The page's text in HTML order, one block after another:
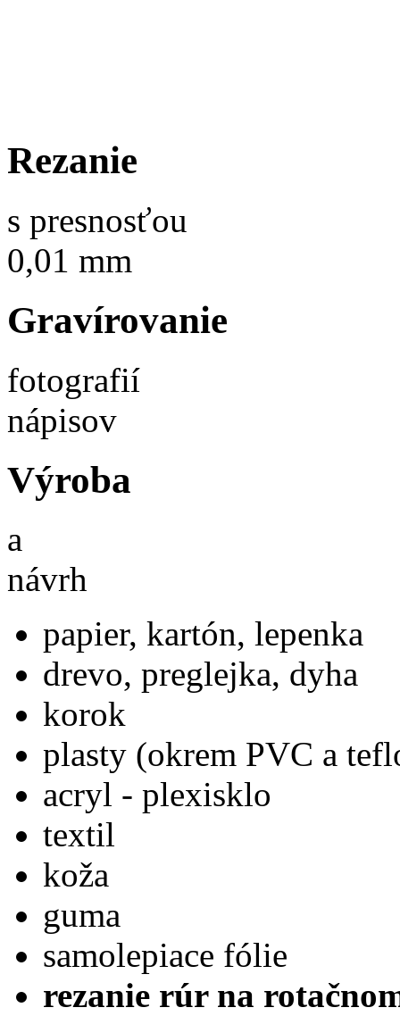
Rezanie
s presnosťou
0,01 mm
Gravírovanie
fotografií
nápisov
Výroba
a
návrh
papier, kartón, lepenka
drevo, preglejka, dyha
korok
plasty (okrem PVC a
acryl - plexisklo
textil
koža
guma
samolepiace fólie
rezanie rúr na